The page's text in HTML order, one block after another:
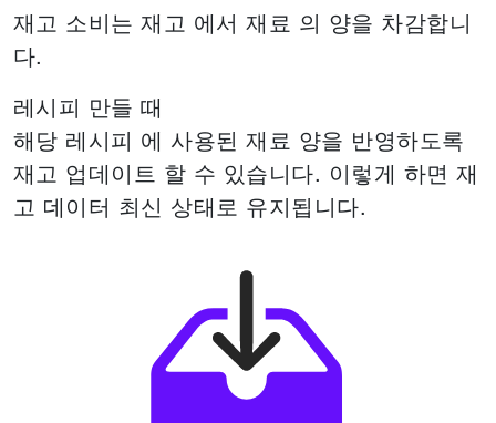
재고 소비는 재고 에서 재료 의 양을 차감합니
다.
레시피 만들 때
해당 레시피 에 사용된재료 양을 반영하도록
재고 업데이트 할 수 있습니다. 이렇게 하면 재
고 데이터 최신 상태로 유지됩니다.